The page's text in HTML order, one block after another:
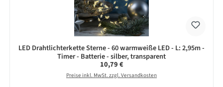
LED Drahtlichterkette Sterne - 60 warmweiße LED - L: 2,95m -
Timer - Batterie - silber, transparent
Regulärer Preis:
10,79 €
Preise inkl. MwSt. zzgl. Versandkosten